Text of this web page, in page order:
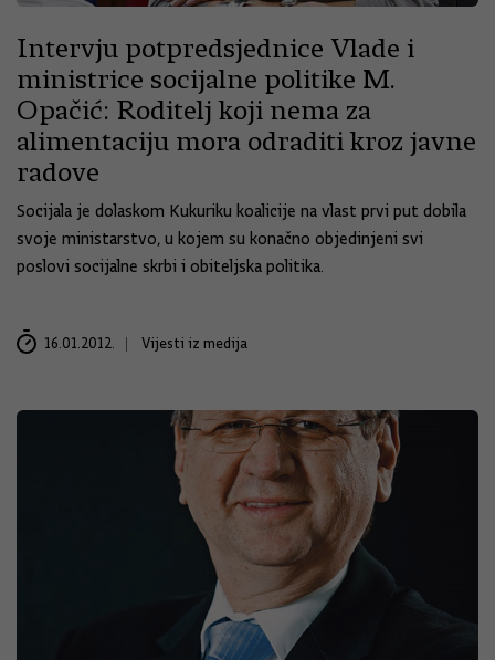
Intervju potpredsjednice Vlade i
ministrice socijalne politike M.
Opačić: Roditelj koji nema za
alimentaciju mora odraditi kroz javne
radove
Socijala je dolaskom Kukuriku koalicije na vlast prvi put dobila
svoje ministarstvo, u kojem su konačno objedinjeni svi
poslovi socijalne skrbi i obiteljska politika.
16.01.2012. Vijesti iz medija